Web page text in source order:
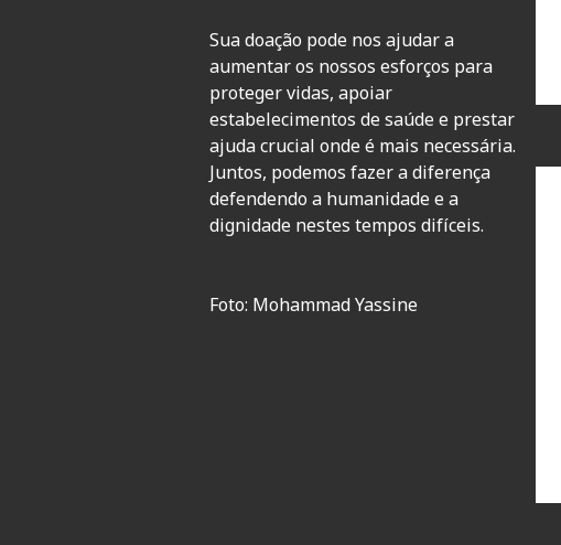
Sua doação pode nos ajudar a
aumentar os nossos esforços para
proteger vidas, apoiar
estabelecimentos de saúde e prestar
ajuda crucial onde é mais necessária.
Juntos, podemos fazer a diferença
defendendo a humanidade e a
dignidade nestes tempos difíceis.
Foto: Mohammad Yassine